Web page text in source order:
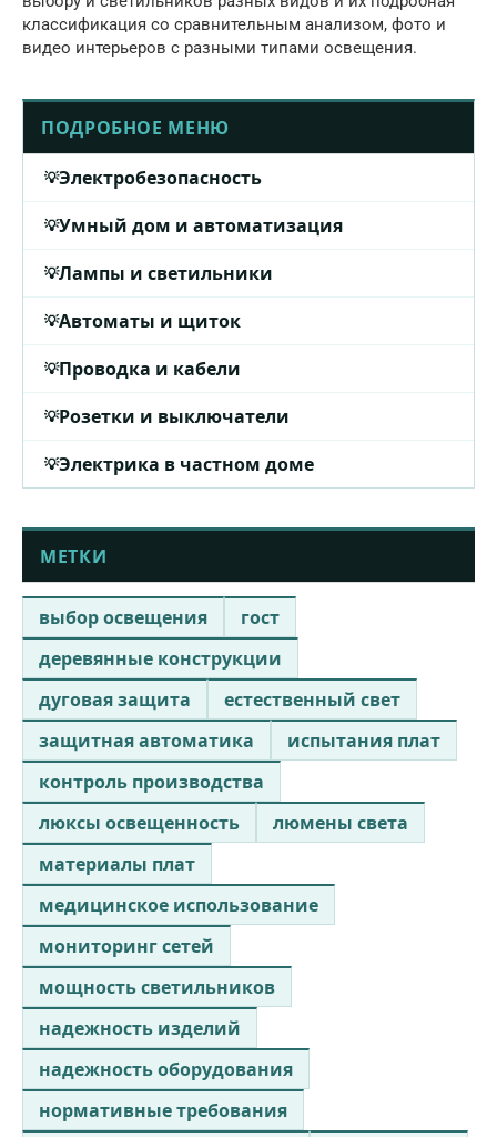
классификация со сравнительным анализом, фото и
видео интерьеров с разными типами освещения.
ПОДРОБНОЕ МЕНЮ
Электробезопасность
Умный дом и автоматизация
Лампы и светильники
Автоматы и щиток
Проводка и кабели
Розетки и выключатели
Электрика в частном доме
МЕТКИ
выбор освещения
гост
деревянные конструкции
дуговая защита
естественный свет
защитная автоматика
испытания плат
контроль производства
люксы освещенность
люмены света
материалы плат
медицинское использование
мониторинг сетей
мощность светильников
надежность изделий
надежность оборудования
нормативные требования